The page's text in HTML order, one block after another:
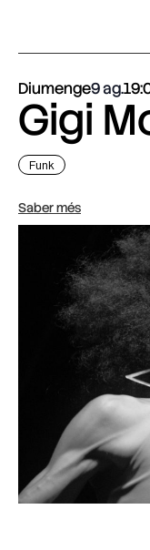
Diumenge9 ag.
Gigi
Funk
Saber més